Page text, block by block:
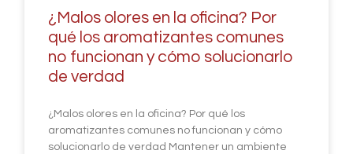
¿Malos olores en la oficina? Por
qué los aromatizantes comunes
no funcionan y cómo solucionarlo
de verdad
¿Malos olores en la oficina? Por qué los
aromatizantes comunes no funcionan y cómo
solucionarlo de verdad Mantener un ambiente